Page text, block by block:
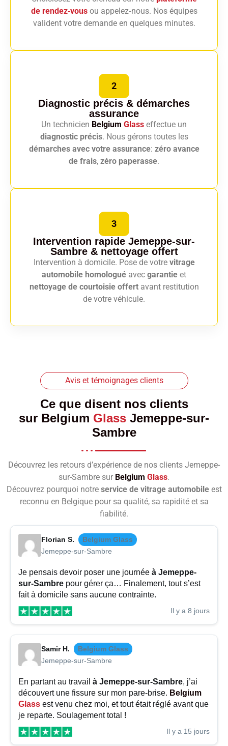
de rendez‑vousou appelez‑nous. Nos équipes
valident votre demande en quelques minutes.
2
Diagnostic précis & démarches
assurance
Un technicien Belgium Glass effectue un
diagnostic précis. Nous gérons toutes les
démarches avec votre assurance: zéro avance
de frais, zéro paperasse.
3
Intervention rapide Jemeppe-sur-
Sambre & nettoyage offert
Intervention à domicile. Pose de votre vitrage
automobile homologué avec garantie et
nettoyage de courtoisie offertavant restitution
de votre véhicule.
Avis et témoignages clients
Ce que disent nos clients
sur Belgium Glass Jemeppe-sur-
Sambre
Découvrez les retours d’expérience de nos clients Jemeppe-
sur-Sambre sur Belgium Glass.
Découvrez pourquoi notre service de vitrage automobileest
reconnu en Belgique pour sa qualité, sa rapidité et sa
fiabilité.
Florian S.
Belgium Glass
Jemeppe-sur-Sambre
Je pensais devoir poser une journée à Jemeppe-
sur-Sambre pour gérer ça… Finalement, tout s’est
fait à domicile sans aucune contrainte.
Il y a 8 jours
Samir H.
Belgium Glass
Jemeppe-sur-Sambre
En partant au travail à Jemeppe-sur-Sambre, j’ai
découvert une fissure sur mon pare-brise. Belgium
Glass est venu chez moi, et tout était réglé avant que
je reparte. Soulagement total !
Il y a 15 jours